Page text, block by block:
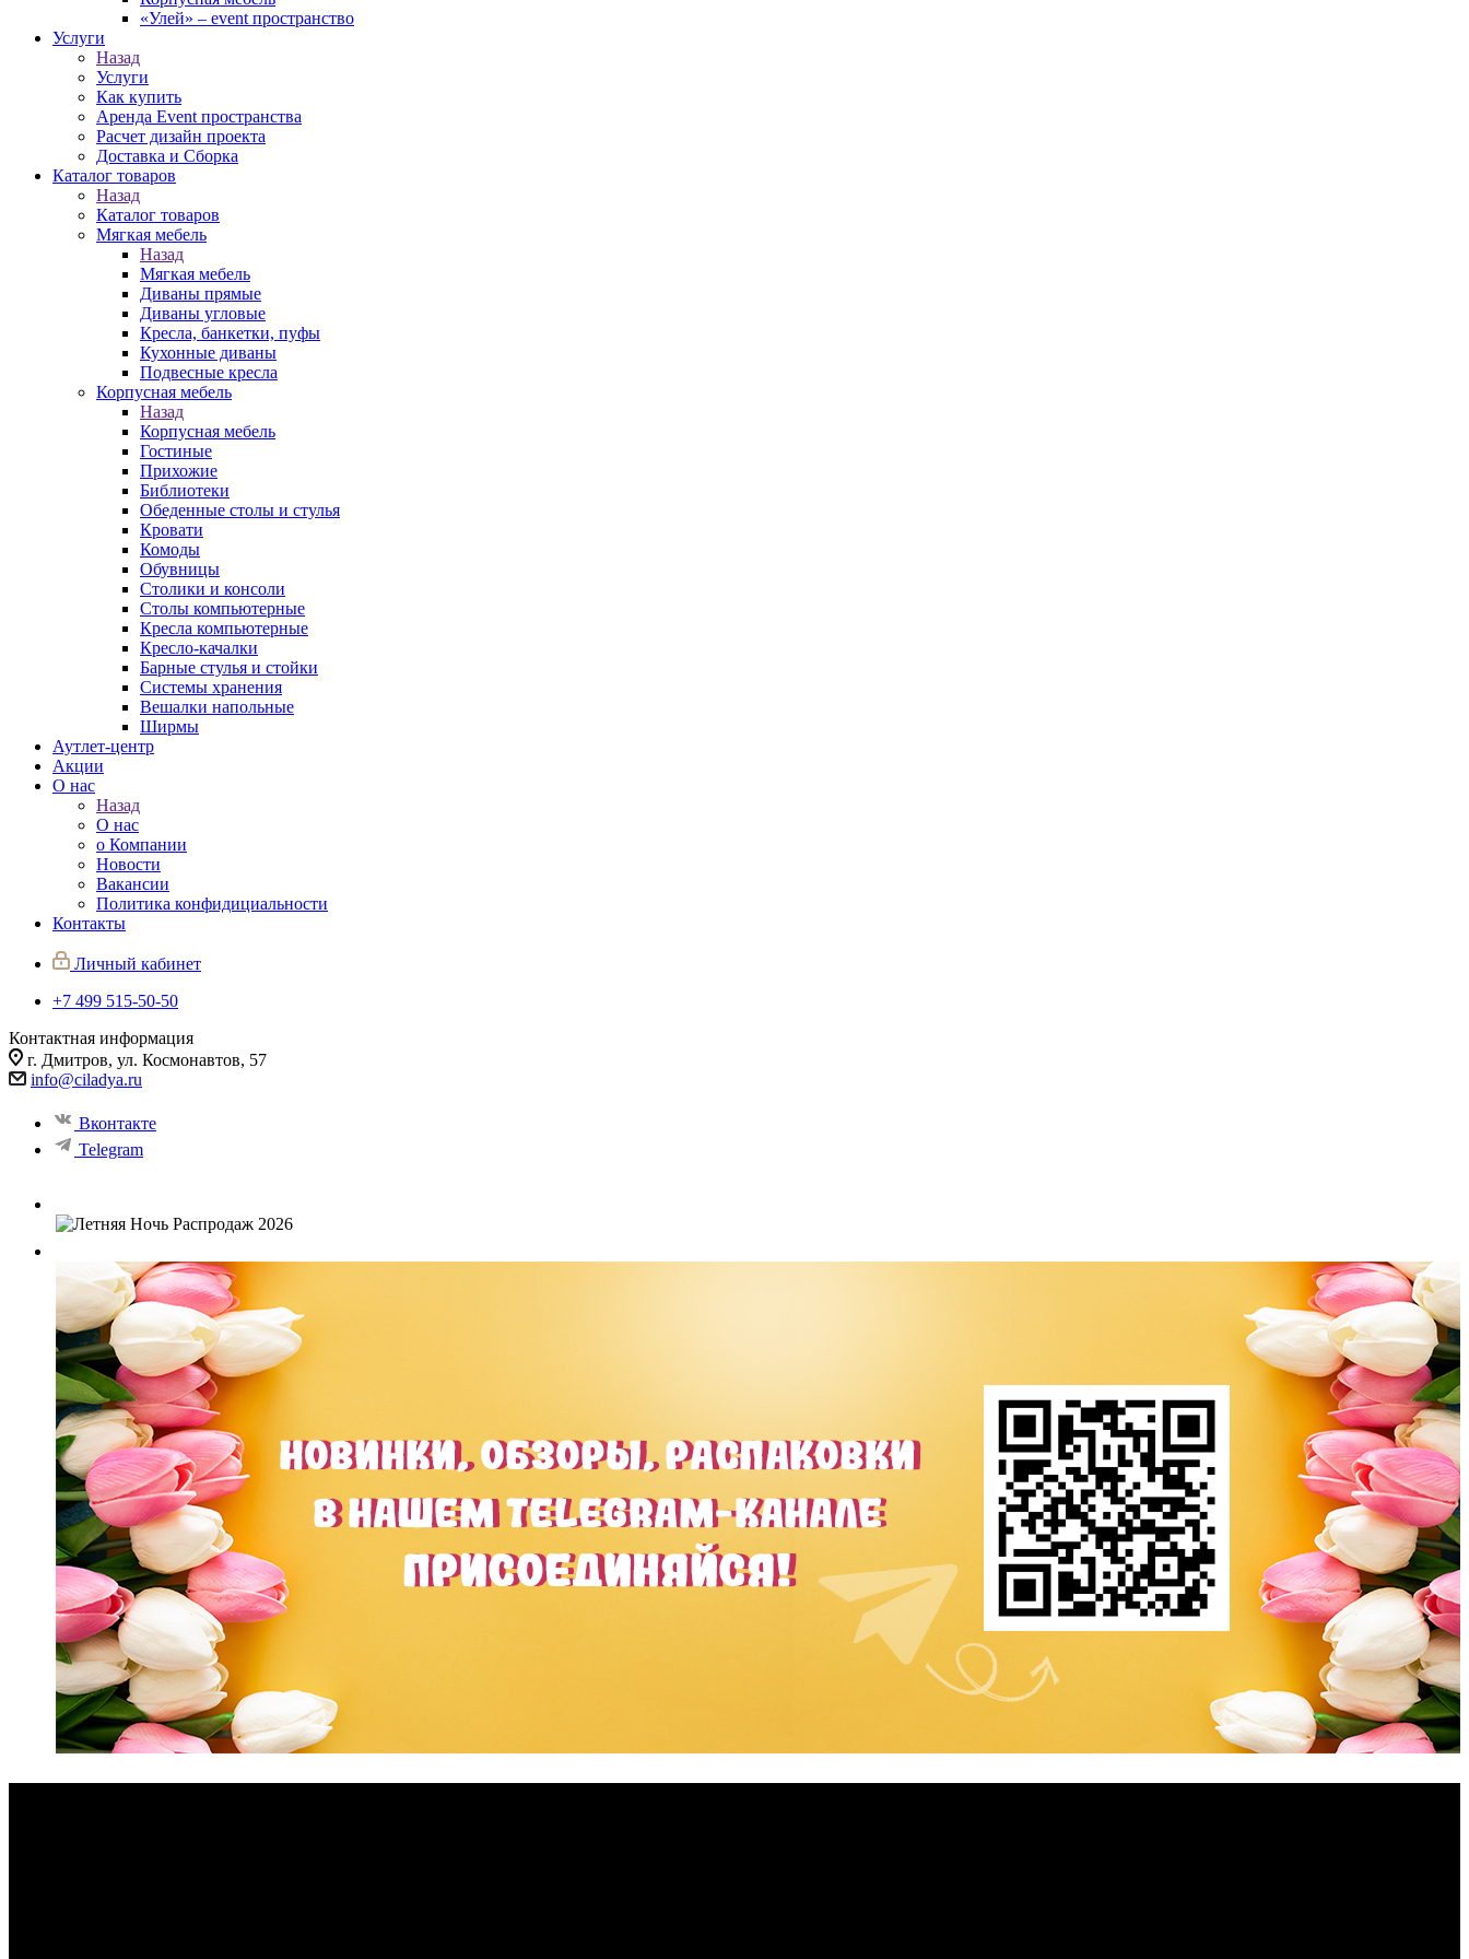
«Улей» – event пространство
Услуги
Назад
Услуги
Как купить
Аренда Event пространства
Расчет дизайн проекта
Доставка и Сборка
Каталог товаров
Назад
Каталог товаров
Мягкая мебель
Назад
Мягкая мебель
Диваны прямые
Диваны угловые
Кресла, банкетки, пуфы
Кухонные диваны
Подвесные кресла
Корпусная мебель
Назад
Корпусная мебель
Гостиные
Прихожие
Библиотеки
Обеденные столы и стулья
Кровати
Комоды
Обувницы
Столики и консоли
Столы компьютерные
Кресла компьютерные
Кресло-качалки
Барные стулья и стойки
Системы хранения
Вешалки напольные
Ширмы
Аутлет-центр
Акции
О нас
Назад
О нас
о Компании
Новости
Вакансии
Политика конфидициальности
Контакты
Личный кабинет
+7 499 515-50-50
Контактная информация
г. Дмитров, ул. Космонавтов, 57
info@ciladya.ru
Вконтакте
Telegram